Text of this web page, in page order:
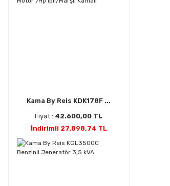
Kama By Reis KDK178F ...
Fiyat : 42.600,00 TL
İndirimli 27.898,74 TL